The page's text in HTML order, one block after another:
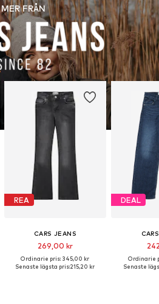
MER FRÅN
REA
CARS JEANS
269,00 kr
Ordinarie pris: 345,00 kr
Senaste lägsta pris:215,20 kr
DEAL
Ordinarie
Senaste